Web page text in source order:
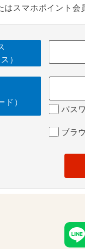
スマホポイント会
）
ド）
パス
ブラ